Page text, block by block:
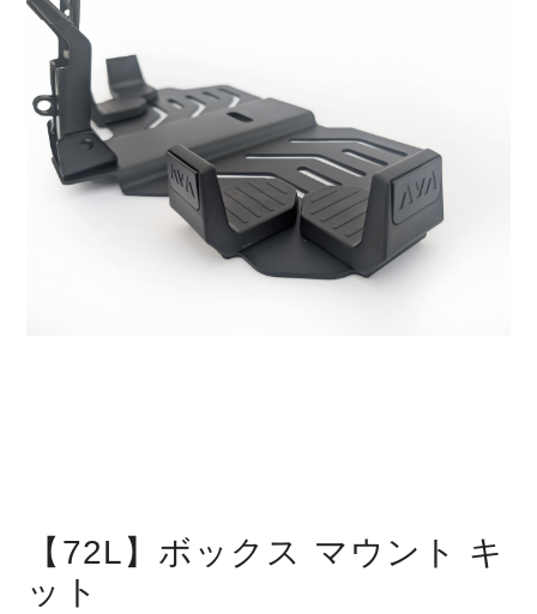
【72L】ボックス マウント キ
ット